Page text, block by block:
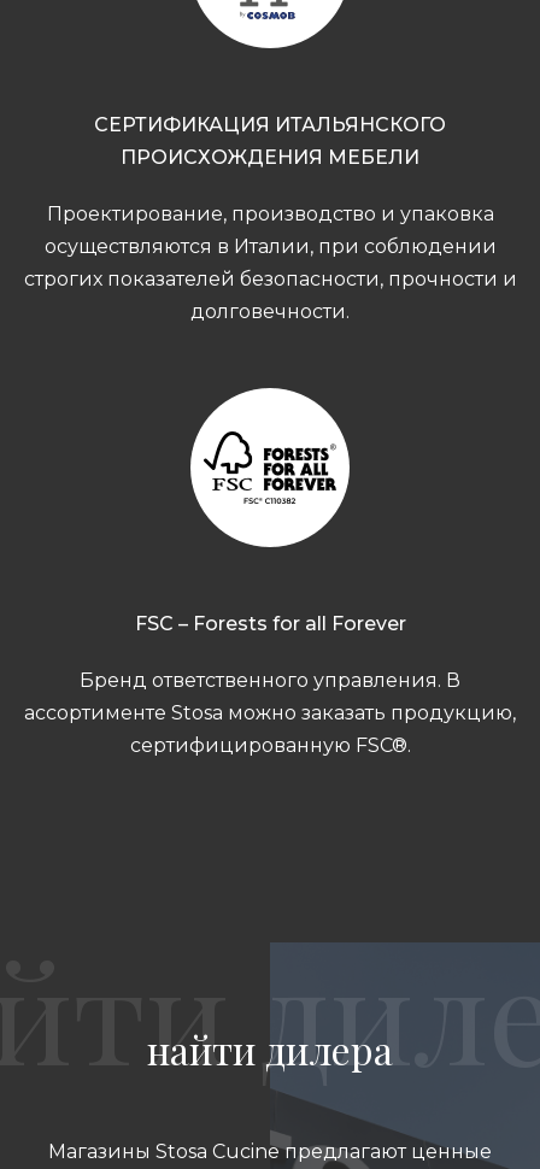
СЕРТИФИКАЦИЯ ИТАЛЬЯНСКОГО
ПРОИСХОЖДЕНИЯ МЕБЕЛИ
Проектирование, производство и упаковка
осуществляются в Италии, при соблюдении
строгих показателей безопасности, прочности и
долговечности.
FSC – Forests for all Forever
Бренд ответственного управления. В
ассортименте Stosa можно заказать продукцию,
сертифицированную FSC®.
найти дилера
Магазины Stosa Cucine предлагают ценные